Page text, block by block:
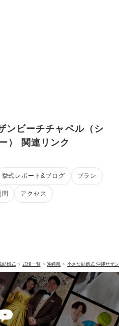
ンビーチチャペル（シ
） 関連リンク
挙式レポート&ブログ プラン
問 アクセス
結婚式 式場一覧 沖縄県 小さな結婚式 沖縄サザ